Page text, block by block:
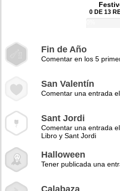
0 DE 13
Fin de Año
Comentar en los 5
San Valentín
Comentar una entrada
Sant Jordi
Comentar una entrada
Libro y Sant Jordi
Halloween
Tener publicada una
Calabaza